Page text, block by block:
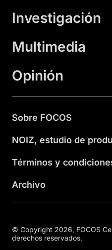
Investigación
Multimedia
Opinión
Sobre FOCOS
NOIZ, estudio de
Términos y
Archivo
© Copyright 2026, FOCOS
derechos reservados.